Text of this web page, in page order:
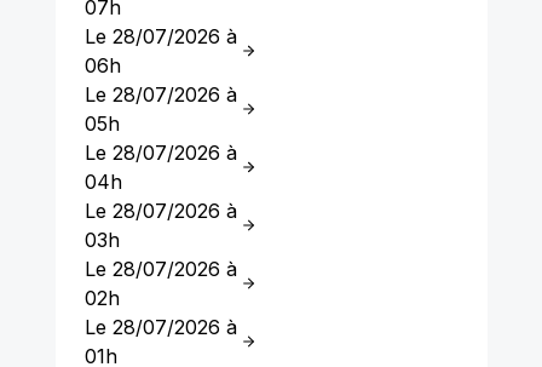
07h
Le 28/07/2026 à
06h
Le 28/07/2026 à
05h
Le 28/07/2026 à
04h
Le 28/07/2026 à
03h
Le 28/07/2026 à
02h
Le 28/07/2026 à
01h